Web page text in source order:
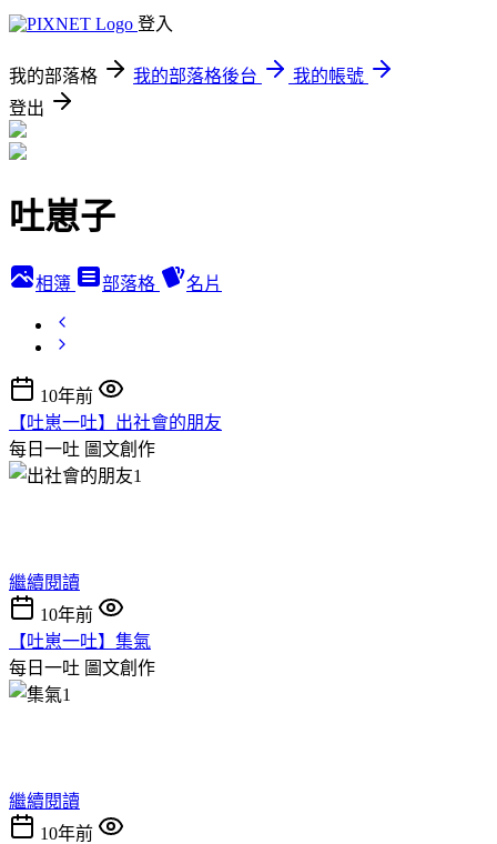
登入
我的部落格 我的部落格後台
我的帳號
登出
吐崽子
相簿 部落格 名片
10年前
【吐崽一吐】出社會的朋友
每日一吐 圖文創作
繼續閱讀
10年前
【吐崽一吐】集氣
每日一吐 圖文創作
繼續閱讀
10年前